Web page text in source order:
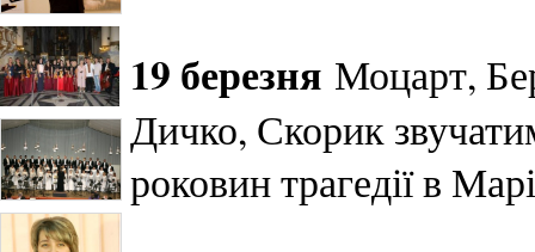
19 березня Моцарт,
Дичко, Скорик
роковин трагедії в